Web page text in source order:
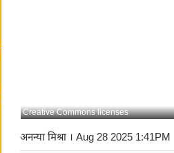
Creative Commons licenses
अनन्या मिश्रा । Aug 28 2025 1:41PM